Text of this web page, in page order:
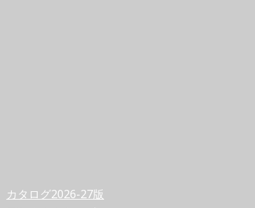
カタログ2026-27版